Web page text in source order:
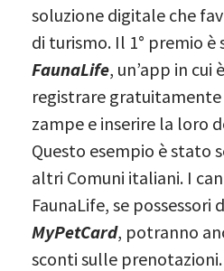
soluzione digitale che
di turismo. Il 1° premio
FaunaLife, un’app in cui
registrare gratuitamente
zampe e inserire la loro
Questo esempio è stato
altri Comuni italiani. I
FaunaLife, se possessori
MyPetCard, potranno
sconti sulle